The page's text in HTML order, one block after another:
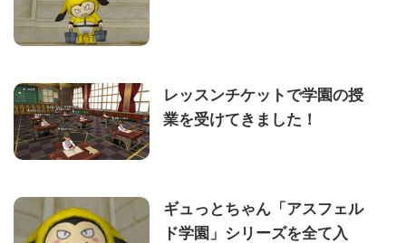
レッスンチケットで学園の授
業を受けてきました！
ギュっとちゃん「アスフェル
ド学園」シリーズを全て入